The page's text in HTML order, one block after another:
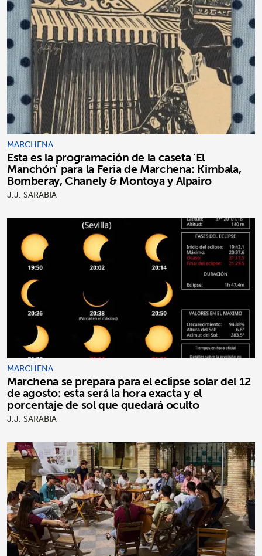
MARCHENA
Esta es la programación de la caseta 'El
Manchón' para la Feria de Marchena: Kimbala,
Bomberay, Chanely & Montoya y Alpairo
J.J. SARABIA
MARCHENA
Marchena se prepara para el eclipse solar del 12
de agosto: esta será la hora exacta y el
porcentaje de sol que quedará oculto
J.J. SARABIA